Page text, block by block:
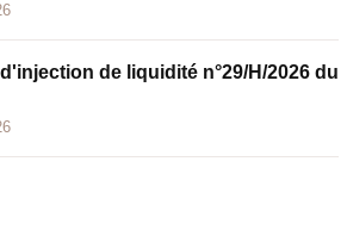
de liquidité n°29/H/2026 du